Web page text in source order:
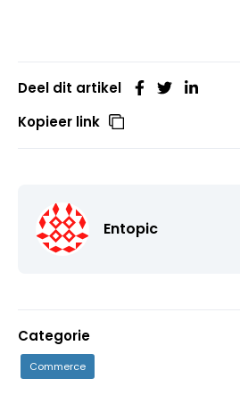
Deel dit artikel
Kopieer link
Entopic
Categorie
Commerce